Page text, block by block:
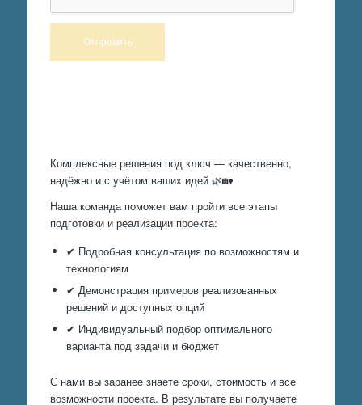
Комплексные решения под ключ — качественно,
надёжно и с учётом ваших идей 🌿🏡
Наша команда поможет вам пройти все этапы
подготовки и реализации проекта:
✔ Подробная консультация по возможностям и
технологиям
✔ Демонстрация примеров реализованных
решений и доступных опций
✔ Индивидуальный подбор оптимального
варианта под задачи и бюджет
С нами вы заранее знаете сроки, стоимость и все
возможности проекта. В результате вы получаете